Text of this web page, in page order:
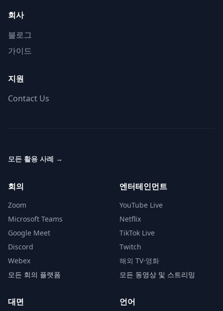
회사
블로그
가이드
지원
Contact Us
모든 활용 사례 →
회의
Zoom
Microsoft Teams
Google Meet
Discord
Webex
모든 회의 플랫폼
엔터테인먼트
YouTube Live
Netflix
TikTok Live
Twitch
해외 TV·영화
모든 동영상 및 스트리밍
대면 언어